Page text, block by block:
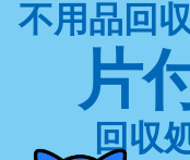
不用品回
片
回収